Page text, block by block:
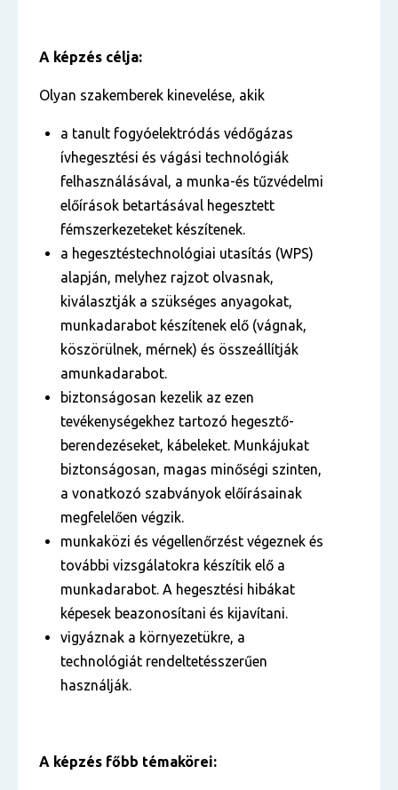
A képzés célja:
Olyan szakemberek kinevelése, akik
a tanult fogyóelektródás védőgázas
ívhegesztési és vágási technológiák
felhasználásával, a munka-és tűzvédelmi
előírások betartásával hegesztett
fémszerkezeteket készítenek.
a hegesztéstechnológiai utasítás (WPS)
alapján, melyhez rajzot olvasnak,
kiválasztják a szükséges anyagokat,
munkadarabot készítenek elő (vágnak,
köszörülnek, mérnek) és összeállítják
amunkadarabot.
biztonságosan kezelik az ezen
tevékenységekhez tartozó hegesztő-
berendezéseket, kábeleket. Munkájukat
biztonságosan, magas minőségi szinten,
a vonatkozó szabványok előírásainak
megfelelően végzik.
munkaközi és végellenőrzést végeznek és
további vizsgálatokra készítik elő a
munkadarabot. A hegesztési hibákat
képesek beazonosítani és kijavítani.
vigyáznak a környezetükre, a
technológiát rendeltetésszerűen
használják.
A képzés főbb témakörei: